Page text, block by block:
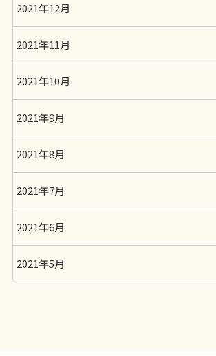
2021年12月
2021年11月
2021年10月
2021年9月
2021年8月
2021年7月
2021年6月
2021年5月